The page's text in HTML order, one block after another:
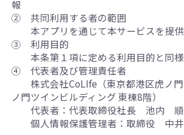
報
② 共同利用する者の範囲
本アプリを通じて本サービスを提供
③ 利用目的
本条第１項に定める利用目的と同様
④ 代表者及び管理責任者
株式会社CoLIfe（東京都港区虎ノ門
ノ門ツインビルディング 東棟8階）
代表者：代表取締役社長 池内
個人情報保護管理者：取締役 中